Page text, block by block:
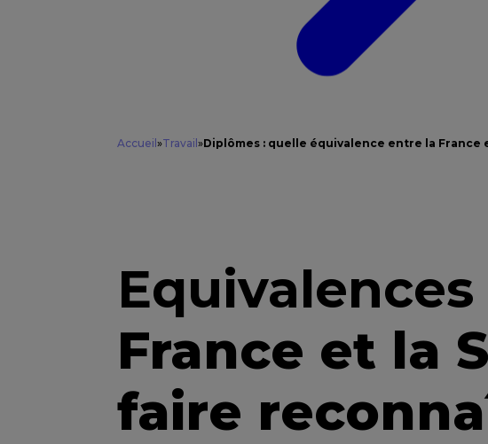
Accueil »Travail »Diplômes : quelle équivalence entre la
France et la
faire